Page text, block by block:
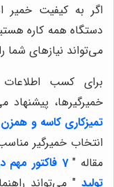
اگر به کیفیت
دستگاه همه کاره
می‌تواند نیازهای شما
برای کسب اطلاعات
خمیرگیرها، پیشنهاد
تمیزکاری کاسه و همزن
انتخاب خمیرگیر
مقاله "
7 فاکتور
تولید " می‌تواند